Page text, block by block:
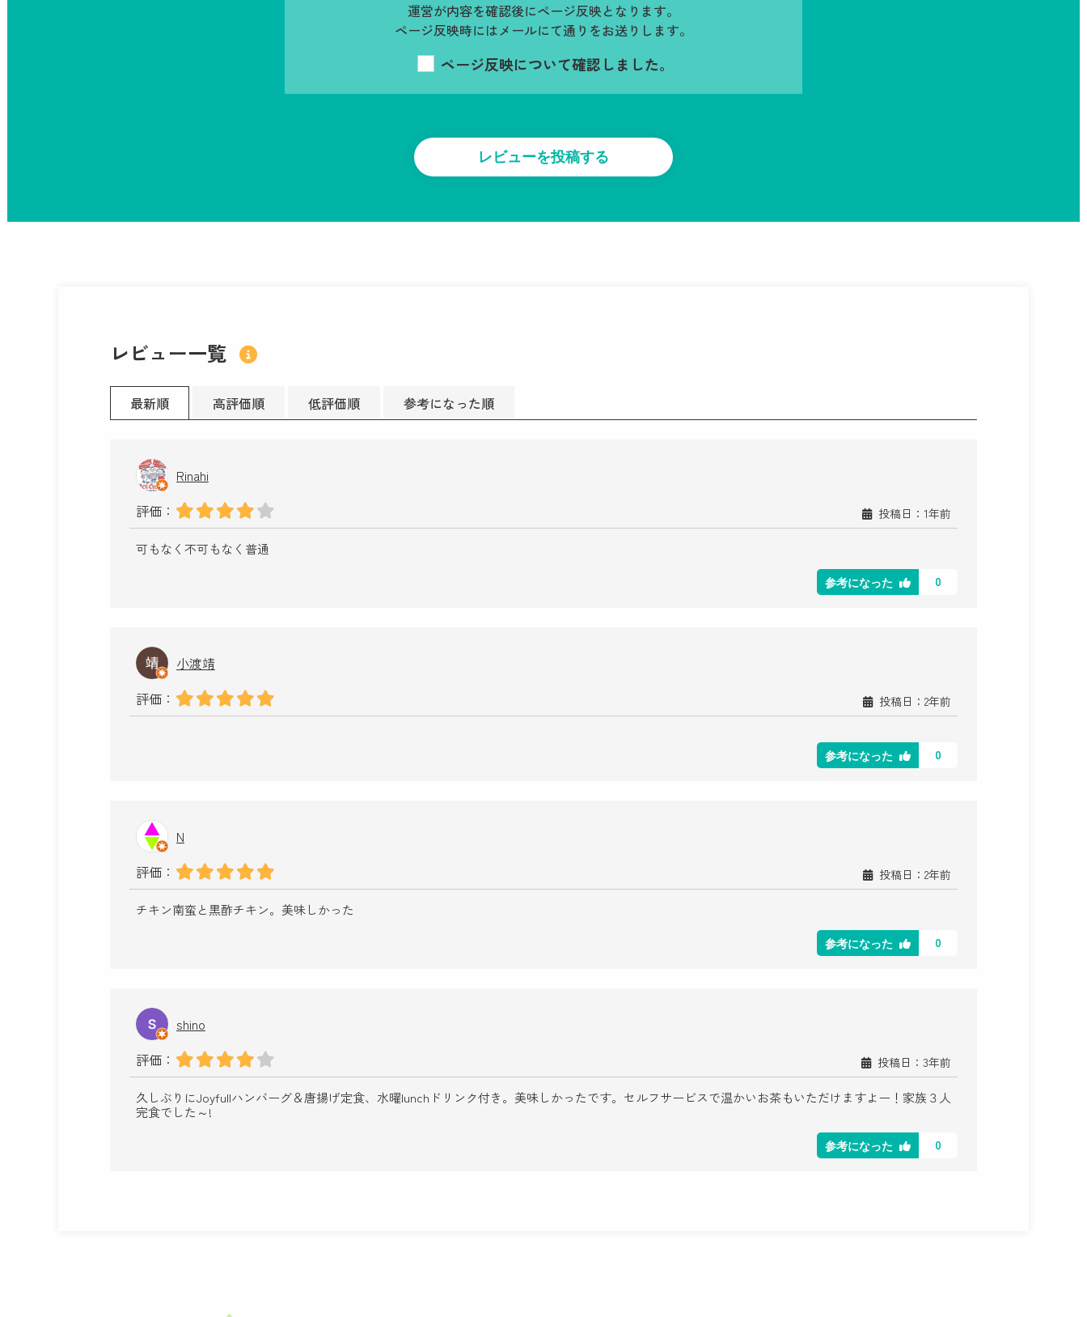
運営が内容を確認後にページ反映となります。
ページ反映時にはメールにて通りをお送りします。
ページ反映について確認しました。
レビュー一覧
最新順 高評価順 低評価順 参考になった順
Rinahi
評価：
投稿日：1年前
可もなく不可もなく普通
参考になった 0
小渡靖
評価：
投稿日：2年前
参考になった 0
N
評価：
投稿日：2年前
チキン南蛮と黒酢チキン。美味しかった
参考になった 0
shino
評価：
投稿日：3年前
久しぶりにJoyfullハンバーグ＆唐揚げ定食、水曜lunchドリンク付き。美味しかったです。セルフサービスで温かいお茶もいただけますよー！家族３人
完食でした～!
参考になった 0